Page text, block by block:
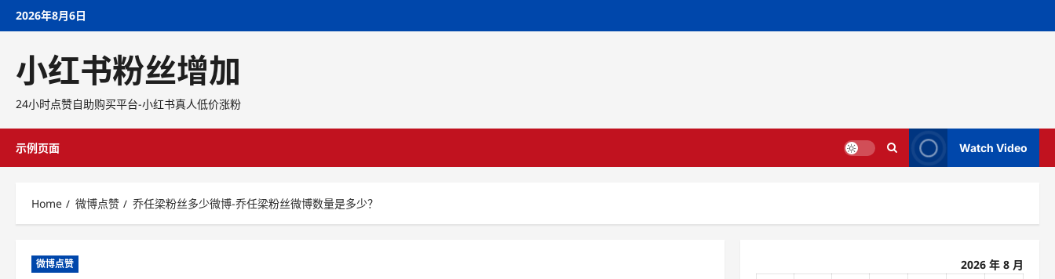
Skip2026年8月6日
小红书粉丝增加
24小时点赞自助购买平台-小红书真人低价涨粉
示例页面 Watch Video
Home 微博点赞 乔任梁粉丝多少微博-乔任梁粉丝微博数量是多少？
微博点赞
2026 年 8 月